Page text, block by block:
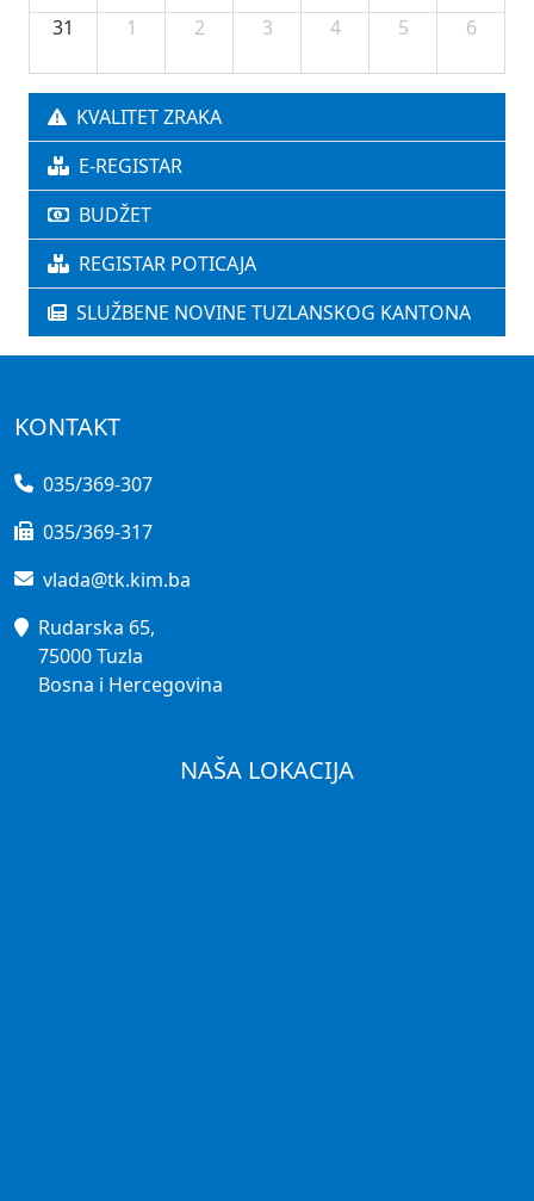
31 1 2 3 4 5 6
KVALITET ZRAKA
E-REGISTAR
BUDŽET
REGISTAR POTICAJA
SLUŽBENE NOVINE TUZLANSKOG KANTONA
KONTAKT
035/369-307
035/369-317
vlada@tk.kim.ba
Rudarska 65,
75000 Tuzla
Bosna i Hercegovina
NAŠA LOKACIJA